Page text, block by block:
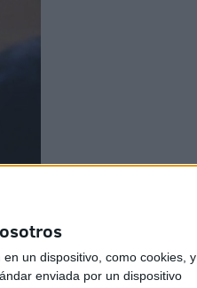
un dispositivo, como cookies, y
enviada por un dispositivo